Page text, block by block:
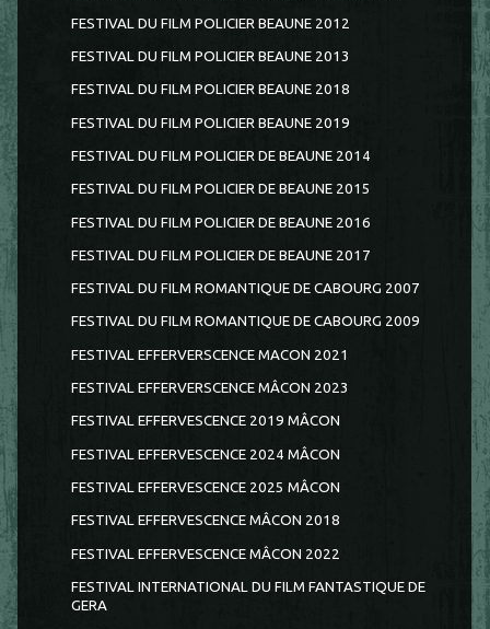
FESTIVAL DU FILM POLICIER BEAUNE 2012
FESTIVAL DU FILM POLICIER BEAUNE 2013
FESTIVAL DU FILM POLICIER BEAUNE 2018
FESTIVAL DU FILM POLICIER BEAUNE 2019
FESTIVAL DU FILM POLICIER DE BEAUNE 2014
FESTIVAL DU FILM POLICIER DE BEAUNE 2015
FESTIVAL DU FILM POLICIER DE BEAUNE 2016
FESTIVAL DU FILM POLICIER DE BEAUNE 2017
FESTIVAL DU FILM ROMANTIQUE DE CABOURG 2007
FESTIVAL DU FILM ROMANTIQUE DE CABOURG 2009
FESTIVAL EFFERVERSCENCE MACON 2021
FESTIVAL EFFERVERSCENCE MÂCON 2023
FESTIVAL EFFERVESCENCE 2019 MÂCON
FESTIVAL EFFERVESCENCE 2024 MÂCON
FESTIVAL EFFERVESCENCE 2025 MÂCON
FESTIVAL EFFERVESCENCE MÂCON 2018
FESTIVAL EFFERVESCENCE MÂCON 2022
FESTIVAL INTERNATIONAL DU FILM FANTASTIQUE DE
GERA